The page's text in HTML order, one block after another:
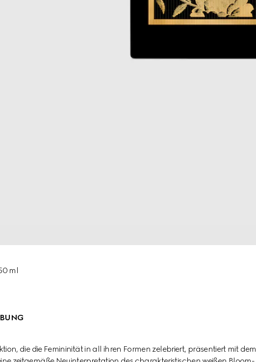
ml
die die Femininität in all ihren Formen zelebriert, präsentiert mit dem